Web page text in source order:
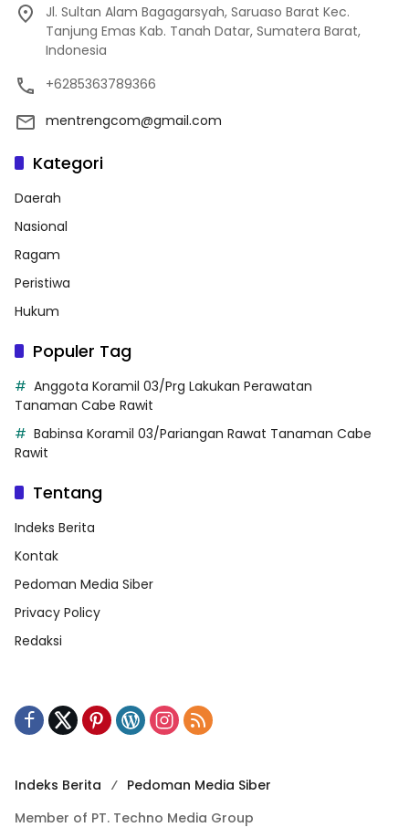
Jl. Sultan Alam Bagagarsyah, Saruaso Barat Kec.
Tanjung Emas Kab. Tanah Datar, Sumatera Barat,
Indonesia
+6285363789366
mentrengcom@gmail.com
Kategori
Daerah
Nasional
Ragam
Peristiwa
Hukum
Populer Tag
Anggota Koramil 03/Prg Lakukan Perawatan
Tanaman Cabe Rawit
Babinsa Koramil 03/Pariangan Rawat Tanaman Cabe
Rawit
Tentang
Indeks Berita
Kontak
Pedoman Media Siber
Privacy Policy
Redaksi
Indeks Berita
Pedoman Media Siber
Member of PT. Techno Media Group